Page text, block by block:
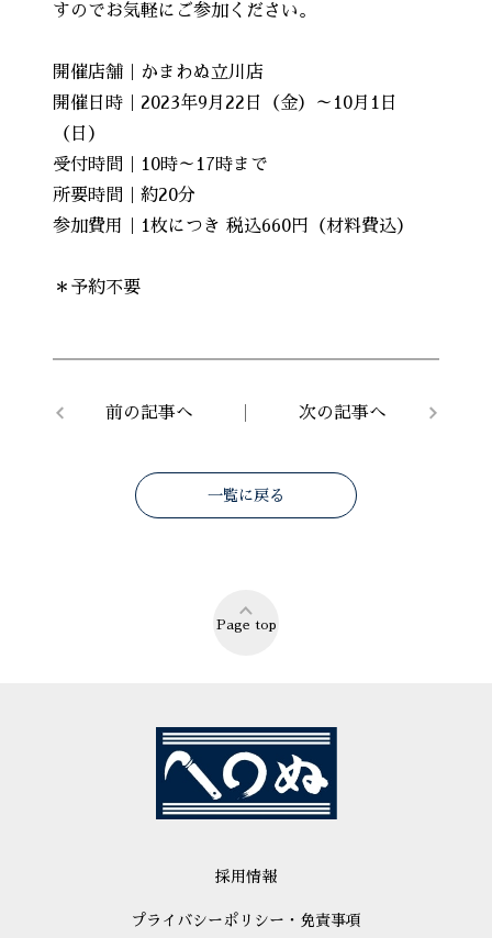
すのでお気軽にご参加ください。
開催店舗｜かまわぬ立川店
開催日時｜2023年9月22日（金）～10月1日
（日）
受付時間｜10時～17時まで
所要時間｜約20分
参加費用｜1枚につき 税込660円（材料費込）
＊予約不要
前の記事へ 次の記事へ
一覧に戻る
Page top
採用情報
プライバシーポリシー・免責事項